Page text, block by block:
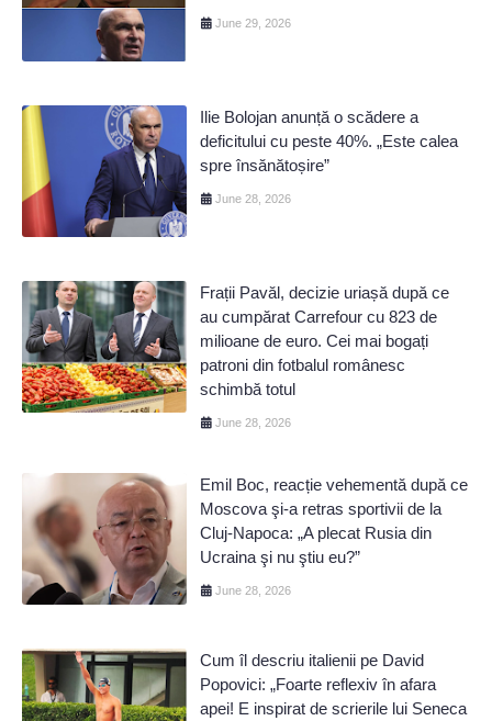
June 29, 2026
Ilie Bolojan anunță o scădere a
deficitului cu peste 40%. „Este calea
spre însănătoșire”
June 28, 2026
Frații Pavăl, decizie uriașă după ce
au cumpărat Carrefour cu 823 de
milioane de euro. Cei mai bogați
patroni din fotbalul românesc
schimbă totul
June 28, 2026
Emil Boc, reacție vehementă după ce
Moscova şi-a retras sportivii de la
Cluj-Napoca: „A plecat Rusia din
Ucraina şi nu ştiu eu?”
June 28, 2026
Cum îl descriu italienii pe David
Popovici: „Foarte reflexiv în afara
apei! E inspirat de scrierile lui Seneca